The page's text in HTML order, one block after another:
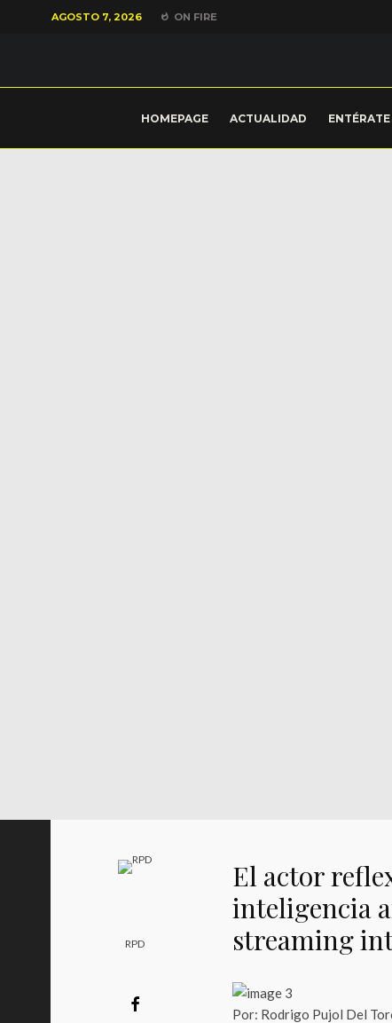
AGOSTO 7, 2026 ON FIRE
HOMEPAGE ACTUALIDAD
RPD
El actor
inteligencia
streaming
Por: Rodrigo Pujol Del